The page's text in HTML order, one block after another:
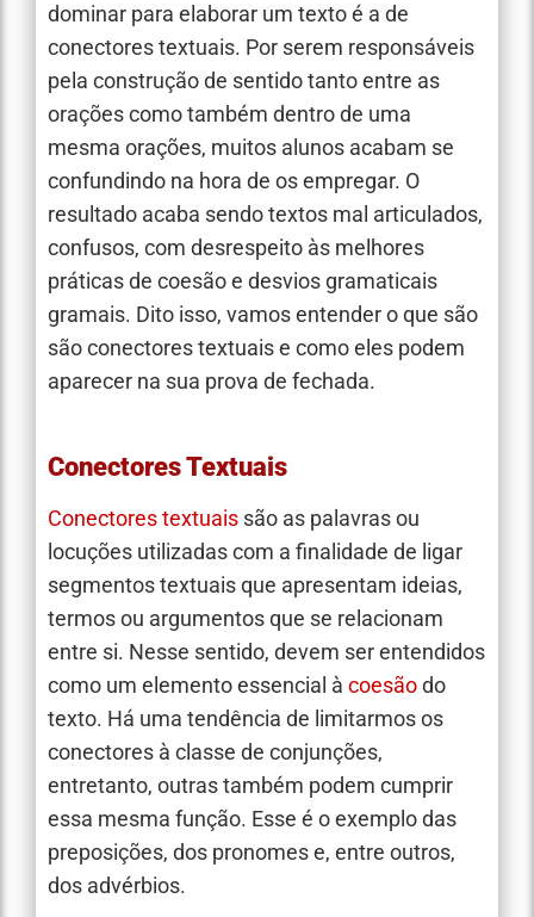
dominar para elaborar um texto é a de
conectores textuais. Por serem responsáveis
pela construção de sentido tanto entre as
orações como também dentro de uma
mesma orações, muitos alunos acabam se
confundindo na hora de os empregar. O
resultado acaba sendo textos mal articulados,
confusos, com desrespeito às melhores
práticas de coesão e desvios gramaticais
gramais. Dito isso, vamos entender o que são
são conectores textuais e como eles podem
aparecer na sua prova de fechada.
Conectores Textuais
Conectores textuais são as palavras ou
locuções utilizadas com a finalidade de ligar
segmentos textuais que apresentam ideias,
termos ou argumentos que se relacionam
entre si. Nesse sentido, devem ser entendidos
como um elemento essencial à coesãodo
texto. Há uma tendência de limitarmos os
conectores à classe de conjunções,
entretanto, outras também podem cumprir
essa mesma função. Esse é o exemplo das
preposições, dos pronomes e, entre outros,
dos advérbios.